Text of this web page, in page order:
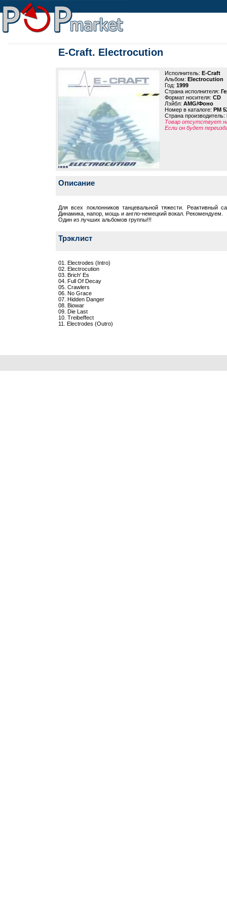
E-Craft. Electrocution
Исполнитель: E-Craft
Альбом: Electrocution
Год: 1999
Страна исполнителя:
Формат носителя: CD
Лэйбл: AMG/Фоно
Номер в каталоге: PM
Страна производитель:
Товар отсутствует
Если он будет
Описание
Для всех поклонников танцевальной тяжести.
Динамика, напор, мощь и англо-немецкий вокал. Рекомендуем.
Один из лучших альбомов группы!!!
Трэклист
01. Electrodes (Intro)
02. Electrocution
03. Brich' Es
04. Full Of Decay
05. Crawlers
06. No Grace
07. Hidden Danger
08. Biowar
09. Die Last
10. Treibeffect
11. Electrodes (Outro)